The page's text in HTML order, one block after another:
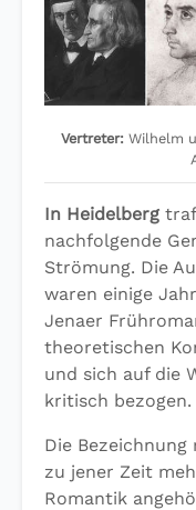
Vertreter: Wilhelm
In Heidelberg
nachfolgende
Strömung. Die
waren einige
Jenaer
theoretischen
und sich auf die
kritisch bezogen.
Die
zu jener Zeit
Romantik